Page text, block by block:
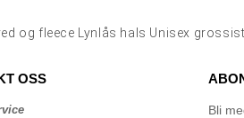
og fleece Lynlås hals Unisex
OSS
Bli